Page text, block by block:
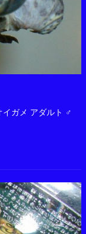
イガメ アダルト ♂